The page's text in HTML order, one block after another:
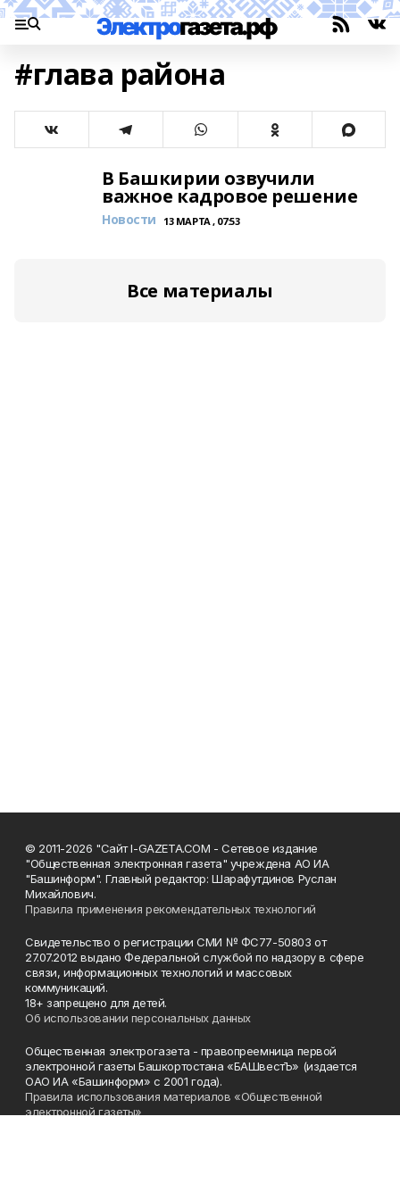
#глава района
В Башкирии озвучили
важное кадровое решение
Новости 13 МАРТА , 07:53
Все материалы
© 2011-2026 "Сайт I-GAZETA.COM - Сетевое издание
"Общественная электронная газета" учреждена АО ИА
"Башинформ". Главный редактор: Шарафутдинов Руслан
Михайлович.
Правила применения рекомендательных технологий
Свидетельство о регистрации СМИ № ФС77-50803 от
27.07.2012 выдано Федеральной службой по надзору в сфере
связи, информационных технологий и массовых
коммуникаций.
18+ запрещено для детей.
Об использовании персональных данных
Общественная электрогазета - правопреемница первой
электронной газеты Башкортостана «БАШвестЪ» (издается
ОАО ИА «Башинформ» с 2001 года).
Правила использования материалов «Общественной
электронной газеты»